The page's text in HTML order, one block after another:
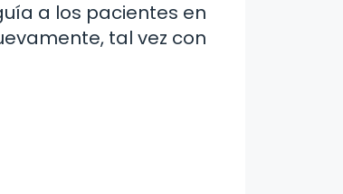
a los pacientes en
tal vez con